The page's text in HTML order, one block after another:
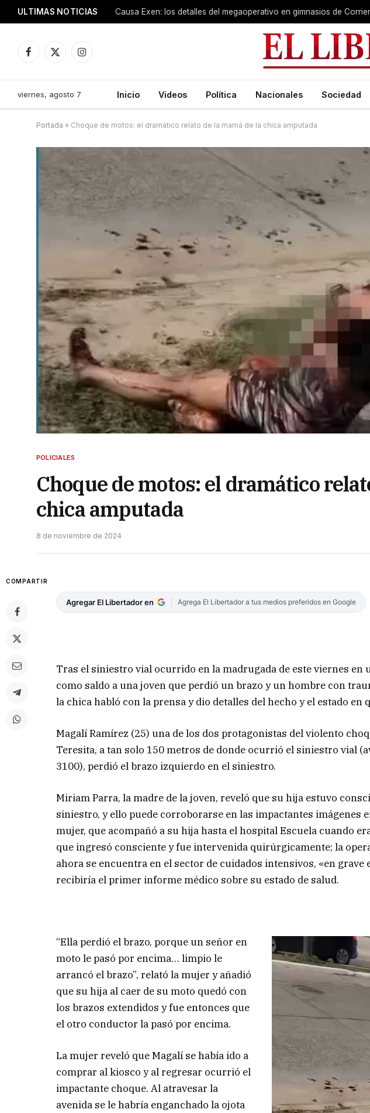
ULTIMAS NOTICIAS
Facebook
X
Instagram
viernes, agosto 7 Inicio Videos Política Nacionales Sociedad
Portada » Choque de motos: el dramático relato de la mamá de la chica amputada
POLICIALES
Choque de motos: el dramático
chica amputada
8 de noviembre de 2024
COMPARTIR
Agregar El Libertador en Agrega El Libertador a tus medios preferidos en Google
Tras el siniestro vial ocurrido en la madrugada de este viernes en
como saldo a una joven que perdió un brazo y un hombre con
la chica habló con la prensa y dio detalles del hecho y el estado en
Magalí Ramírez (25) una de los dos protagonistas del violento
Teresita, a tan solo 150 metros de donde ocurrió el siniestro vial
3100), perdió el brazo izquierdo en el siniestro.
Miriam Parra, la madre de la joven, reveló que su hija estuvo
siniestro, y ello puede corroborarse en las impactantes imágenes
mujer, que acompañó a su hija hasta el hospital Escuela cuando
que ingresó consciente y fue intervenida quirúrgicamente; la
ahora se encuentra en el sector de cuidados intensivos, «en grave
recibiría el primer informe médico sobre su estado de salud.
“Ella perdió el brazo, porque un señor en
moto le pasó por encima… limpio le
arrancó el brazo”, relató la mujer y añadió
que su hija al caer de su moto quedó con
los brazos extendidos y fue entonces que
el otro conductor la pasó por encima.
La mujer reveló que Magalí se había ido a
comprar al kiosco y al regresar ocurrió el
impactante choque. Al atravesar la
avenida se le habría enganchado la ojota